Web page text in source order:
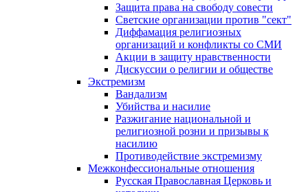
Защита права на свободу совести
Светские организации против "сект"
Диффамация религиозных
организаций и конфликты со СМИ
Акции в защиту нравственности
Дискуссии о религии и обществе
Экстремизм
Вандализм
Убийства и насилие
Разжигание национальной и
религиозной розни и призывы к
насилию
Противодействие экстремизму
Межконфессиональные отношения
Русская Православная Церковь и